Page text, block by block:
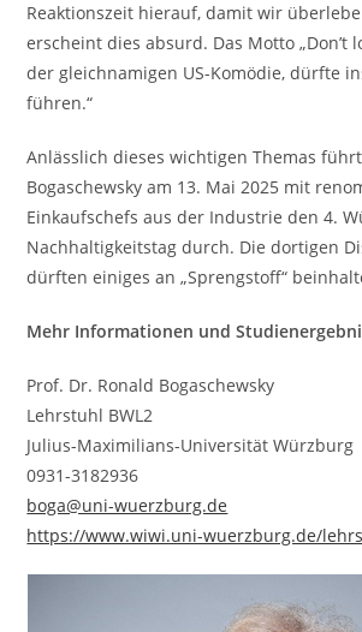
Reaktionszeit hierauf, damit wir
erscheint dies absurd. Das Motto „Don’t
der gleichnamigen US-Komödie, dürfte
führen.“
Anlässlich dieses wichtigen Themas
Bogaschewsky am 13. Mai 2025 mit
Einkaufschefs aus der Industrie den 4.
Nachhaltigkeitstag durch. Die dortigen
dürften einiges an „Sprengstoff“
Mehr Informationen und
Prof. Dr. Ronald Bogaschewsky
Lehrstuhl BWL2
Julius-Maximilians-Universität Würzburg
0931-3182936
boga@uni-wuerzburg.de
https://www.wiwi.uni-wuerzburg.de/